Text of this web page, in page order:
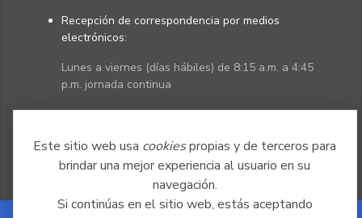
Este sitio web usa cookiespropias y de terceros para
brindar una mejor experiencia al usuario en su
navegación.
Si continúas en el sitio web, estás aceptando
Recepción de correspondencia por medios
electrónicos:
Lunes a viernes (días hábiles) de 8:15 a.m. a 4:45
p.m. jornada continua